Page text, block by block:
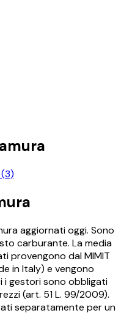
(3)
aggiornati oggi. Sono
carburante. La media
provengono dal MIMIT
in Italy) e vengono
i gestori sono obbligati
(art. 51 L. 99/2009).
separatamente per un